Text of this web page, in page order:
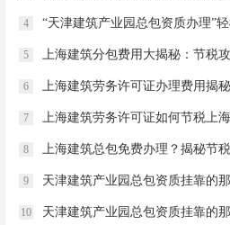
4 “天津建筑产业园总包资质办理”轻松get，关键步骤大揭
5 上海建筑分包费用大揭秘：节税攻略与股权布局
6 上海建筑劳务许可证办理费用揭秘，省钱有妙招！上
7 上海建筑劳务许可证如何节税上海建
8 上海建筑总包免费办理？揭秘节税高招！
9 天津建筑产业园总包资质挂靠的那些事儿天
10 天津建筑产业园总包资质挂靠的那些事儿天